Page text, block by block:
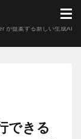
が提案する新しい生成AI
できる